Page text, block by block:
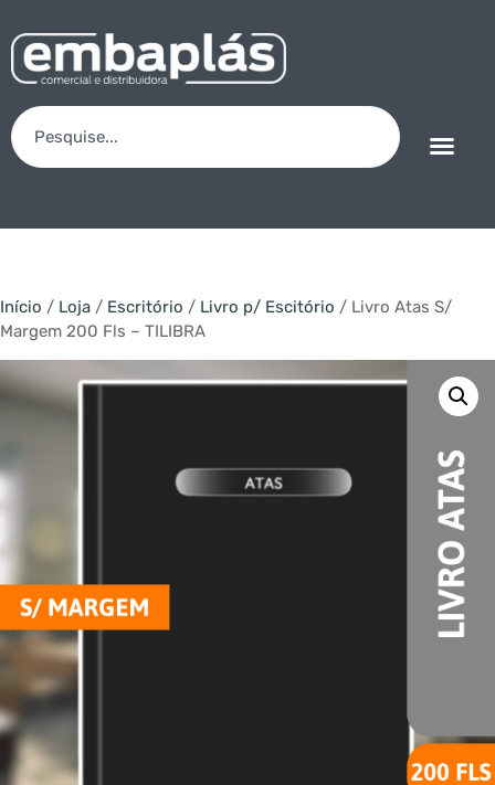
Início / Loja / Escritório / Livro p/ Escitório / Livro Atas S/
Margem 200 Fls – TILIBRA